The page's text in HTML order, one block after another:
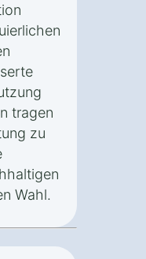
tragen
zu
Wahl.